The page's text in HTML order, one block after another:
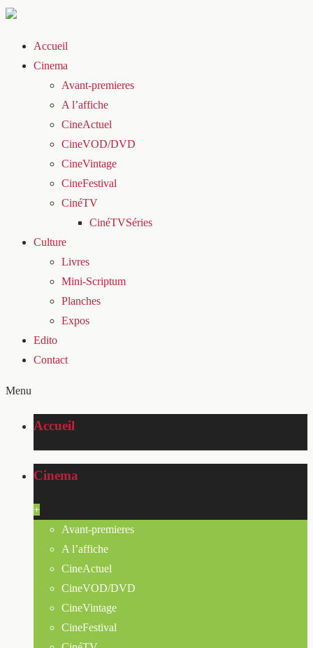
Accueil
Cinema
Avant-premieres
A l’affiche
CineActuel
CineVOD/DVD
CineVintage
CineFestival
CinéTV
CinéTVSéries
Culture
Livres
Mini-Scriptum
Planches
Expos
Edito
Contact
Menu
Accueil
Cinema
+
Avant-premieres
A l’affiche
CineActuel
CineVOD/DVD
CineVintage
CineFestival